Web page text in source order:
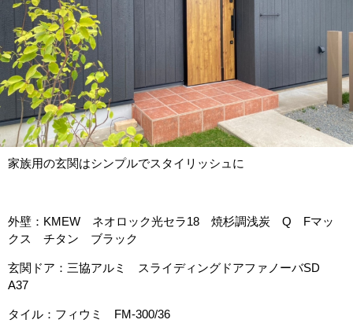
家族用の玄関はシンプルでスタイリッシュに
外壁：KMEW ネオロック光セラ18 焼杉調浅炭 Q Fマッ
クス チタン ブラック
玄関ドア：三協アルミ スライディングドアファノーバSD
A37
タイル：フィウミ FM-300/36